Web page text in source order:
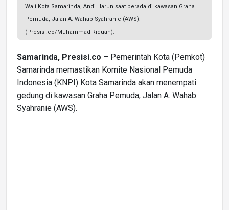
Wali Kota Samarinda, Andi Harun saat berada di kawasan Graha
Pemuda, Jalan A. Wahab Syahranie (AWS).
(Presisi.co/Muhammad Riduan).
Samarinda, Presisi.co – Pemerintah Kota (Pemkot)
Samarinda memastikan Komite Nasional Pemuda
Indonesia (KNPI) Kota Samarinda akan menempati
gedung di kawasan Graha Pemuda, Jalan A. Wahab
Syahranie (AWS).